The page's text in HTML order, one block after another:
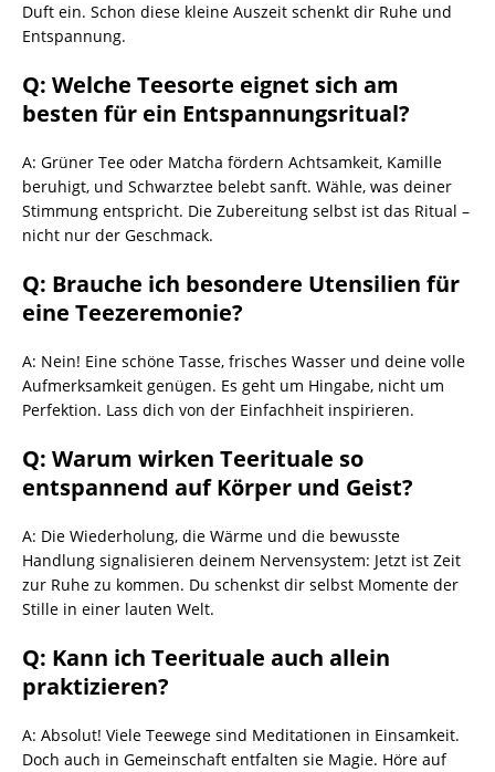
Duft ein. Schon diese kleine Auszeit schenkt dir Ruhe und
Entspannung.
Q: Welche Teesorte eignet sich am
besten für ein Entspannungsritual?
A: Grüner Tee oder Matcha fördern Achtsamkeit, Kamille
beruhigt, und Schwarztee belebt sanft. Wähle, was deiner
Stimmung entspricht. Die Zubereitung selbst ist das Ritual –
nicht nur der Geschmack.
Q: Brauche ich besondere Utensilien für
eine Teezeremonie?
A: Nein! Eine schöne Tasse, frisches Wasser und deine volle
Aufmerksamkeit genügen. Es geht um Hingabe, nicht um
Perfektion. Lass dich von der Einfachheit inspirieren.
Q: Warum wirken Teerituale so
entspannend auf Körper und Geist?
A: Die Wiederholung, die Wärme und die bewusste
Handlung signalisieren deinem Nervensystem: Jetzt ist Zeit
zur Ruhe zu kommen. Du schenkst dir selbst Momente der
Stille in einer lauten Welt.
Q: Kann ich Teerituale auch allein
praktizieren?
A: Absolut! Viele Teewege sind Meditationen in Einsamkeit.
Doch auch in Gemeinschaft entfalten sie Magie. Höre auf